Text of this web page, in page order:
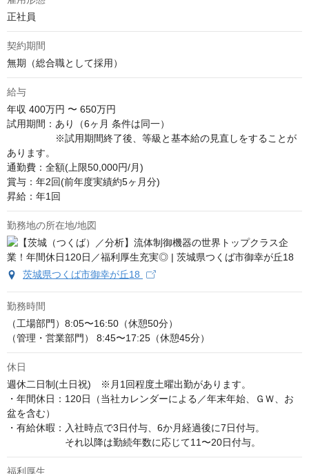
正社員
契約期間
無期（総合職として採用）
給与
年収 400万円 〜 650万円
試用期間：あり（6ヶ月 条件は同一）
※試用期間終了後、等級と基本給の見直しをすることが
あります。
通勤費：全額(上限50,000円/月)
賞与：年2回(前年度実績約5ヶ月分)
昇給：年1回
勤務地の所在地/地図
茨城県つくば市御幸が丘18
勤務時間
（工場部門）8:05〜16:50（休憩50分）
（管理・営業部門） 8:45〜17:25（休憩45分）
休日
週休二日制(土日祝)　※月1回程度土曜出勤があります。
・年間休日：120日（当社カレンダーによる／年末年始、ＧＷ、お
盆を含む）
・有給休暇：入社時点で3日付与、6か月経過後に7日付与。
それ以降は勤続年数に応じて11〜20日付与。
福利厚生